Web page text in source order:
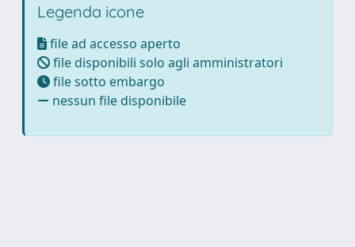
Legenda icone
file ad accesso aperto
file disponibili solo agli amministratori
file sotto embargo
nessun file disponibile